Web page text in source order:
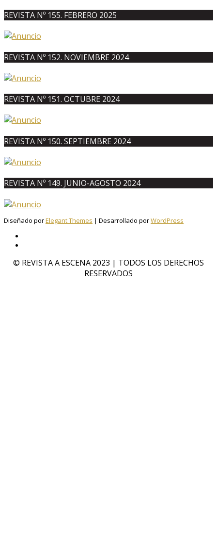
REVISTA Nº 155. FEBRERO 2025
REVISTA Nº 152. NOVIEMBRE 2024
REVISTA Nº 151. OCTUBRE 2024
REVISTA Nº 150. SEPTIEMBRE 2024
REVISTA Nº 149. JUNIO-AGOSTO 2024
Diseñado porElegant Themes | Desarrollado porWordPress
© REVISTA A ESCENA 2023 | TODOS LOS DERECHOS
RESERVADOS